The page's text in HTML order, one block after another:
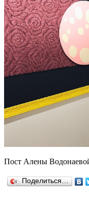
Пост Алены
Поделиться…